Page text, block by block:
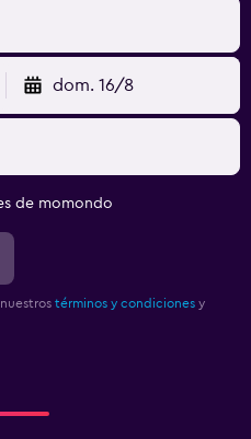
dom. 16/8
de momondo
términos y condiciones y